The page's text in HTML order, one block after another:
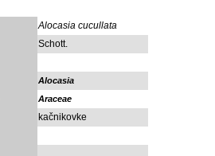
Alocasia cucullata
Schott.
Alocasia
Araceae
kačnikovke